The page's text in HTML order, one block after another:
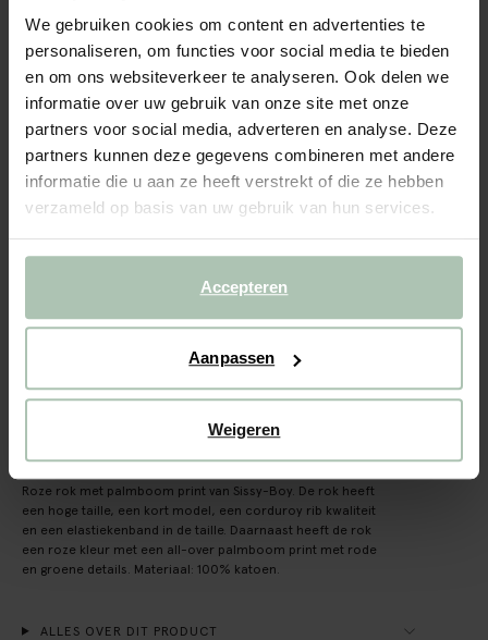
We gebruiken cookies om content en advertenties te
personaliseren, om functies voor social media te bieden
en om ons websiteverkeer te analyseren. Ook delen we
informatie over uw gebruik van onze site met onze
partners voor social media, adverteren en analyse. Deze
partners kunnen deze gegevens combineren met andere
informatie die u aan ze heeft verstrekt of die ze hebben
verzameld op basis van uw gebruik van hun services.
Accepteren
Aanpassen
Weigeren
23.99
Kies jouw maat
98-104 110-116 122-128 134-140 146-152
Gratis verzending naar winkel
Snelle levering
Roze rok met palmboom print van Sissy-Boy. De rok heeft
een hoge taille, een kort model, een corduroy rib kwaliteit
en een elastiekenband in de taille. Daarnaast heeft de rok
een roze kleur met een all-over palmboom print met rode
en groene details. Materiaal: 100% katoen.
ALLES OVER DIT PRODUCT